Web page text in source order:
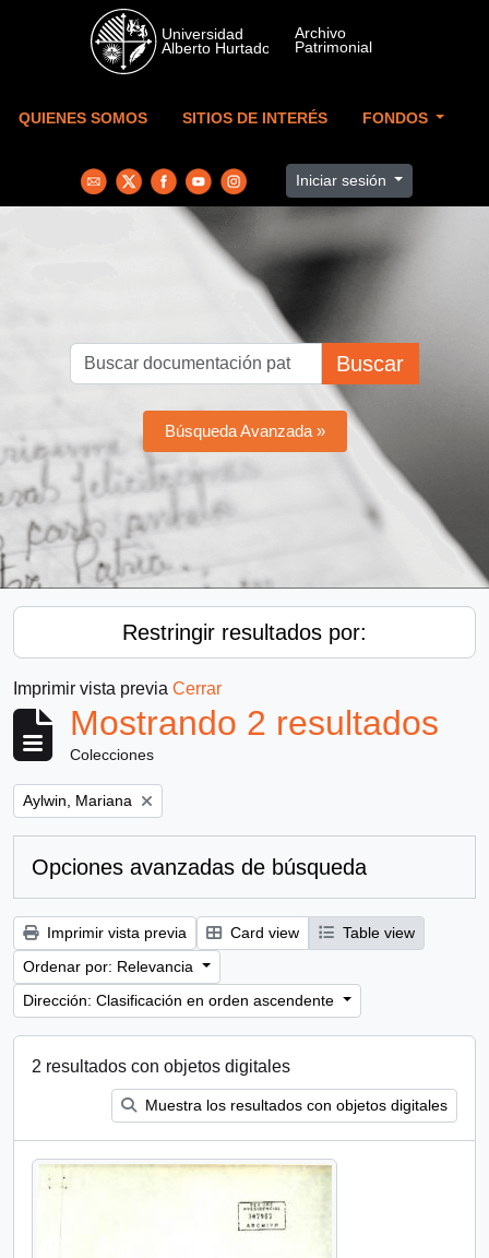
Skip to main content
QUIENES SOMOS SITIOS DE INTERÉS FONDOS
Iniciar sesión
Buscar
Búsqueda Avanzada »
Restringir resultados por:
Imprimir vista previa Cerrar
Mostrando 2 resultados
Colecciones
Remove filter:
Aylwin, Mariana
Opciones avanzadas de búsqueda
Imprimir vista previa Card view
Table view
Ordenar por: Relevancia
Dirección: Clasificación en orden ascendente
2 resultados con objetos digitales
Muestra los resultados con objetos digitales